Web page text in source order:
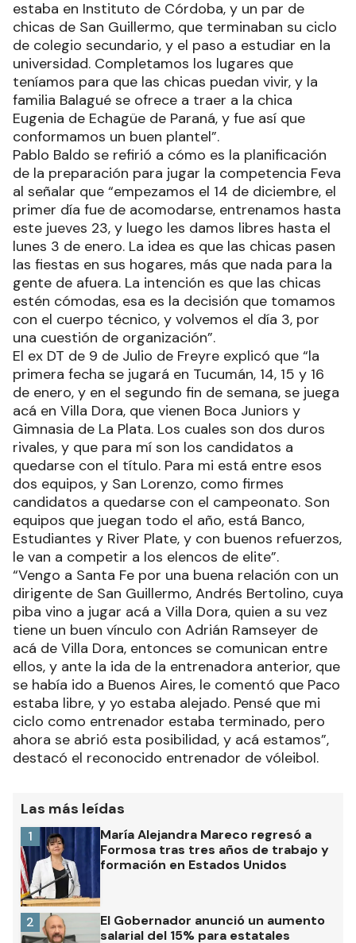
estaba en Instituto de Córdoba, y un par de
chicas de San Guillermo, que terminaban su ciclo
de colegio secundario, y el paso a estudiar en la
universidad. Completamos los lugares que
teníamos para que las chicas puedan vivir, y la
familia Balagué se ofrece a traer a la chica
Eugenia de Echagüe de Paraná, y fue así que
conformamos un buen plantel”.
Pablo Baldo se refirió a cómo es la planificación
de la preparación para jugar la competencia Feva
al señalar que “empezamos el 14 de diciembre, el
primer día fue de acomodarse, entrenamos hasta
este jueves 23, y luego les damos libres hasta el
lunes 3 de enero. La idea es que las chicas pasen
las fiestas en sus hogares, más que nada para la
gente de afuera. La intención es que las chicas
estén cómodas, esa es la decisión que tomamos
con el cuerpo técnico, y volvemos el día 3, por
una cuestión de organización”.
El ex DT de 9 de Julio de Freyre explicó que “la
primera fecha se jugará en Tucumán, 14, 15 y 16
de enero, y en el segundo fin de semana, se juega
acá en Villa Dora, que vienen Boca Juniors y
Gimnasia de La Plata. Los cuales son dos duros
rivales, y que para mí son los candidatos a
quedarse con el título. Para mi está entre esos
dos equipos, y San Lorenzo, como firmes
candidatos a quedarse con el campeonato. Son
equipos que juegan todo el año, está Banco,
Estudiantes y River Plate, y con buenos refuerzos,
le van a competir a los elencos de elite”.
“Vengo a Santa Fe por una buena relación con un
dirigente de San Guillermo, Andrés Bertolino, cuya
piba vino a jugar acá a Villa Dora, quien a su vez
tiene un buen vínculo con Adrián Ramseyer de
acá de Villa Dora, entonces se comunican entre
ellos, y ante la ida de la entrenadora anterior, que
se había ido a Buenos Aires, le comentó que Paco
estaba libre, y yo estaba alejado. Pensé que mi
ciclo como entrenador estaba terminado, pero
ahora se abrió esta posibilidad, y acá estamos”,
destacó el reconocido entrenador de vóleibol.
Las más leídas
María Alejandra Mareco regresó a
Formosa tras tres años de trabajo y
formación en Estados Unidos
1
El Gobernador anunció un aumento
salarial del 15% para estatales
2